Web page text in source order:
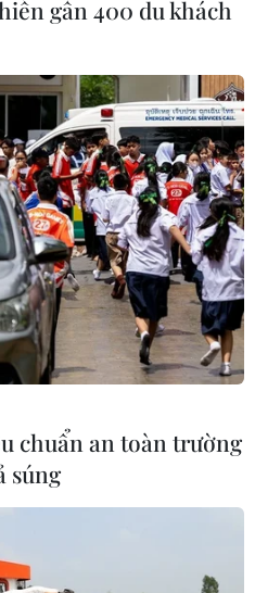
sàng' gặp Tổng
phát ngôn Tổng thống Nga
sàng đưa ra câu trả lời đối
Zelenskiy nhưng chắc
này.
gần 400 du khách
chuẩn an toàn trường
súng